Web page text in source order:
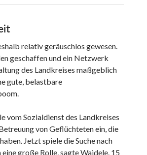
relativ geräuschlos gewesen.
geschaffen und ein Netzwerk
des Landkreises maßgeblich
gute, belastbare
vom Sozialdienst des Landkreises
von Geflüchteten ein, die
Jetzt spiele die Suche nach
große Rolle, sagte Waidele. 15